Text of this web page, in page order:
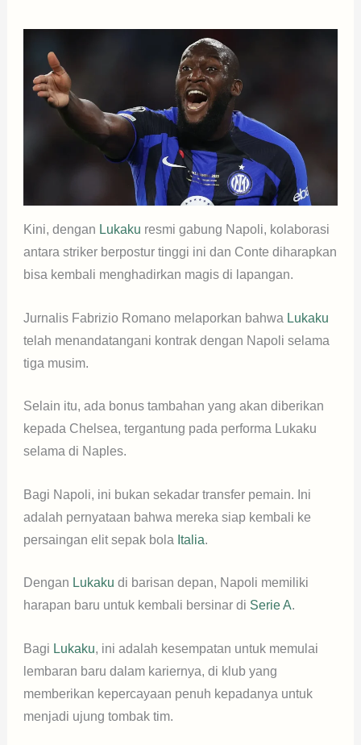
Kini, dengan Lukaku resmi gabung Napoli, kolaborasi
antara striker berpostur tinggi ini dan Conte diharapkan
bisa kembali menghadirkan magis di lapangan.
Jurnalis Fabrizio Romano melaporkan bahwa Lukaku
telah menandatangani kontrak dengan Napoli selama
tiga musim.
Selain itu, ada bonus tambahan yang akan diberikan
kepada Chelsea, tergantung pada performa Lukaku
selama di Naples.
Bagi Napoli, ini bukan sekadar transfer pemain. Ini
adalah pernyataan bahwa mereka siap kembali ke
persaingan elit sepak bola Italia.
Dengan Lukaku di barisan depan, Napoli memiliki
harapan baru untuk kembali bersinar di Serie A.
Bagi Lukaku, ini adalah kesempatan untuk memulai
lembaran baru dalam kariernya, di klub yang
memberikan kepercayaan penuh kepadanya untuk
menjadi ujung tombak tim.